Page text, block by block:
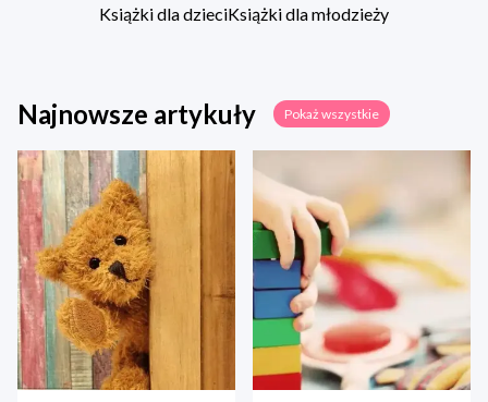
Książki dla dzieciKsiążki dla młodzieży
Najnowsze artykuły Pokaż wszystkie